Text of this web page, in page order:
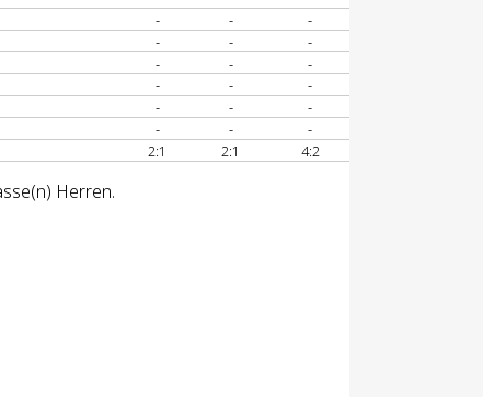
- -
-
- -
-
- -
-
- -
-
- -
-
- -
-
2:1 2:1 4:2
Herren.